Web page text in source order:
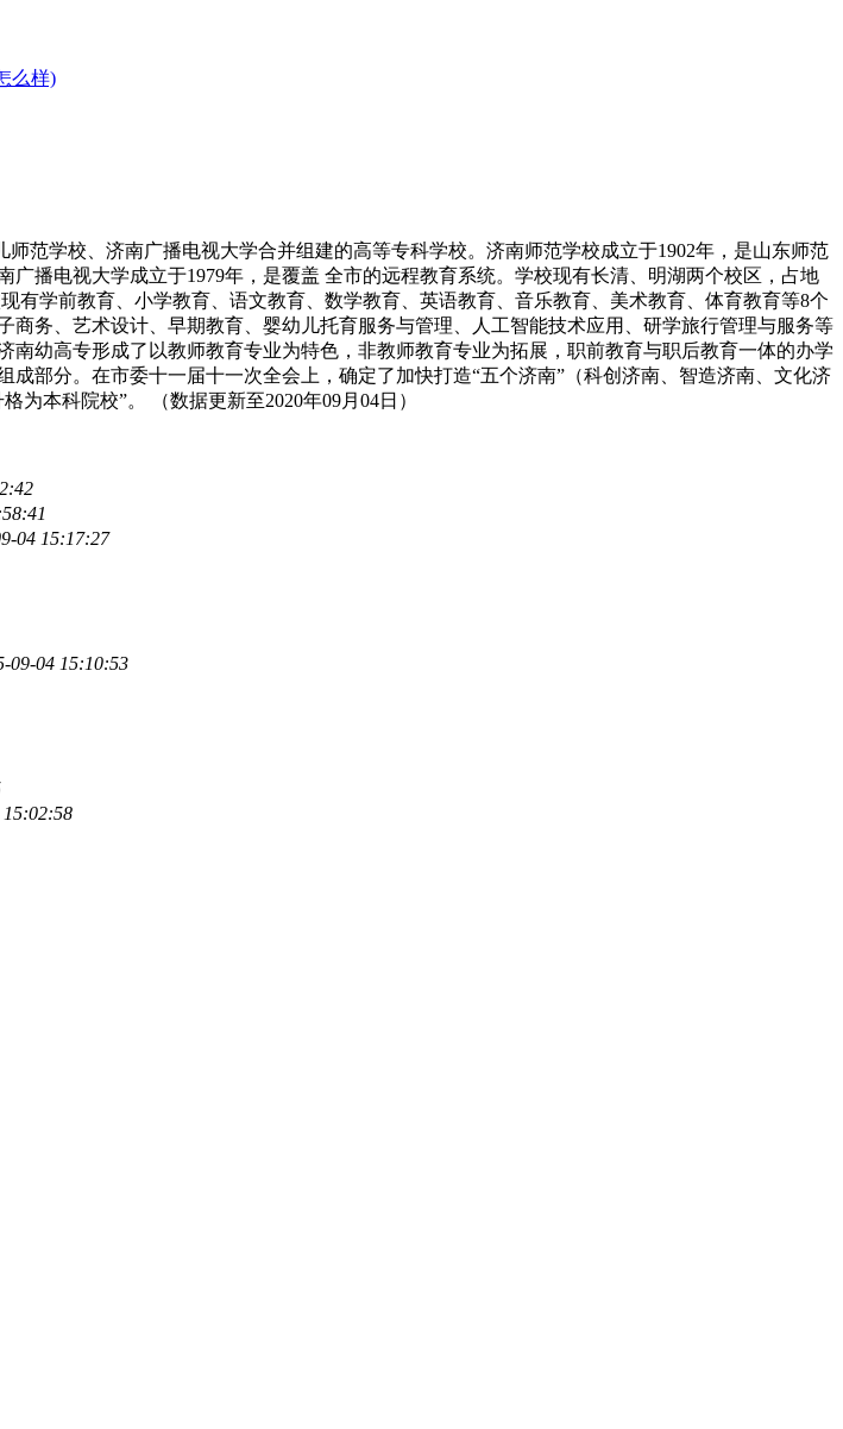
么样)
范学校、济南广播电视大学合并组建的高等专科学校。济南师范学校成立于1902年，是山东师范
播电视大学成立于1979年，是覆盖 全市的远程教育系统。学校现有长清、明湖两个校区，占地
有学前教育、小学教育、语文教育、数学教育、英语教育、音乐教育、美术教育、体育教育等8个
务、艺术设计、早期教育、婴幼儿托育服务与管理、人工智能技术应用、研学旅行管理与服务等
幼高专形成了以教师教育专业为特色，非教师教育专业为拓展，职前教育与职后教育一体的办学
部分。在市委十一届十一次全会上，确定了加快打造“五个济南”（科创济南、智造济南、文化济
本科院校”。 （数据更新至2020年09月04日）
04 15:17:27
09-04 15:10:53
15:02:58